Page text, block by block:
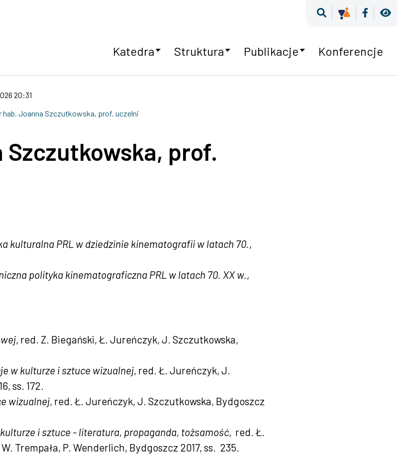
Wyszukiwarka
Kultura
Katedra Struktura Publikacje Konferencje
20:31
hab. Joanna Szczutkowska, prof. uczelni
Szczutkowska, prof.
kulturalna PRL w dziedzinie kinematografii w latach 70. ,
polityka kinematograficzna PRL w latach 70. XX w. ,
, red. Z. Biegański, Ł. Jureńczyk, J. Szczutkowska,
w kulturze i sztuce wizualnej, red. Ł. Jureńczyk, J.
ss. 172.
wizualnej, red. Ł. Jureńczyk, J. Szczutkowska, Bydgoszcz
i sztuce - literatura, propaganda, tożsamość, red. Ł.
Trempała, P. Wenderlich, Bydgoszcz 2017, ss. 235.